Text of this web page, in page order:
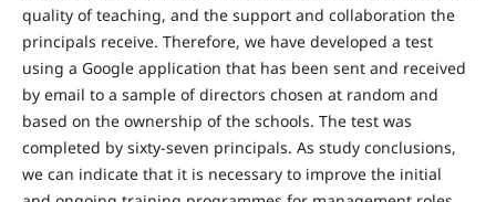
quality of teaching, and the support and collaboration the
principals receive. Therefore, we have developed a test
using a Google application that has been sent and received
by email to a sample of directors chosen at random and
based on the ownership of the schools. The test was
completed by sixty-seven principals. As study conclusions,
we can indicate that it is necessary to improve the initial